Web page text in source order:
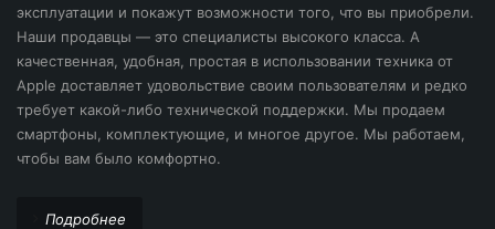
iPhone 14 Pro
iPhone 14
iPhone 13 Pro Max
iPhone 13 Pro
iPhone 14
iPhone 14 Pro
iPhone 15
iPhone 15 Pro
iPhone 16
6,5"
6,7"
эксплуатации и покажут возможности того, что вы приобрели.
Наши продавцы — это специалисты высокого класса. А
качественная, удобная, простая в использовании техника от
Apple доставляет удовольствие своим пользователям и редко
требует какой-либо технической поддержки. Мы продаем
смартфоны, комплектующие, и многое другое. Мы работаем,
чтобы вам было комфортно.
Подробнее